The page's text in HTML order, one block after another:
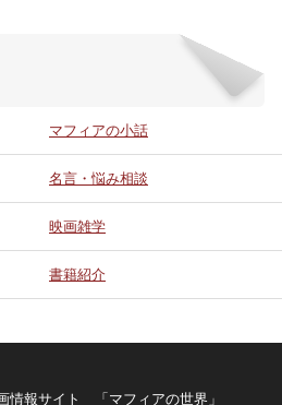
マフィアの小話
名言・悩み相談
映画雑学
書籍紹介
情報サイト 「マフィアの世界」